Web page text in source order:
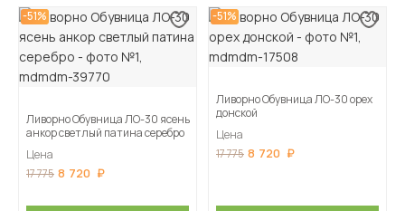
-51%
Ливорно Обувница ЛО-30 ясень
анкор светлый патина серебро
Цена
17 775 8 720
-51%
Ливорно Обувница ЛО-30 орех
донской
Цена
17 775 8 720